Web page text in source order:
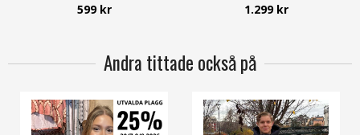
599 kr 1.299 kr
Andra tittade också på